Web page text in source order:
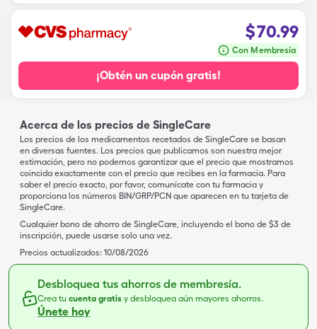
$70.99
Con Membresía
¡Obtén un cupón gratis!
Acerca de los precios de SingleCare
Los precios de los medicamentos recetados de SingleCare se basan
en diversas fuentes. Los precios que publicamos son nuestra mejor
estimación, pero no podemos garantizar que el precio que mostramos
coincida exactamente con el precio que recibes en la farmacia. Para
saber el precio exacto, por favor, comunícate con tu farmacia y
proporciona los números BIN/GRP/PCN que aparecen en tu tarjeta de
SingleCare.
Cualquier bono de ahorro de SingleCare, incluyendo el bono de $3 de
inscripción, puede usarse solo una vez.
Precios actualizados: 10/08/2026
Desbloquea tus ahorros de membresía.
Crea tu cuenta gratis y desbloquea aún mayores ahorros.
Únete hoy